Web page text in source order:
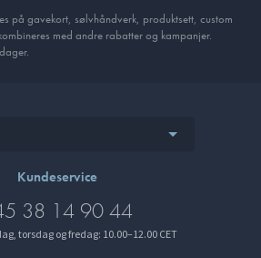
på gavekort, sølvhåndverk, produkt­sett, custom
med andre rabatter og kampanjer.
Kundeservice
38 14 90 44
torsdag og fredag: 10.00–12.00 CET